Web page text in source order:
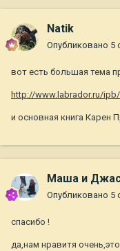
Natik
Опубликовано 5
вот есть большая тема
http://www.labrador.ru/
и основная книга Карен
Маша и
Опубликовано 5
спасибо !
да,нам нравитя